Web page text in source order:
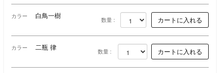
カラー 白鳥一樹 数量 :
カラー 二瓶 律 数量 :